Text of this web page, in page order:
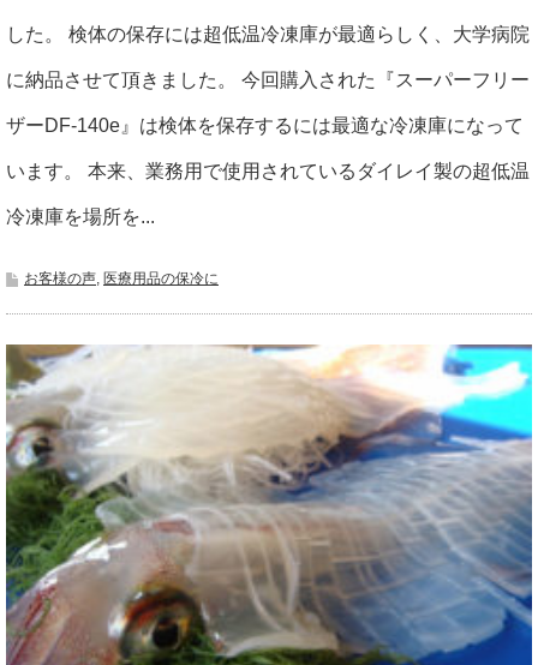
した。 検体の保存には超低温冷凍庫が最適らしく、大学病院
に納品させて頂きました。 今回購入された『スーパーフリー
ザーDF-140e』は検体を保存するには最適な冷凍庫になって
います。 本来、業務用で使用されているダイレイ製の超低温
冷凍庫を場所を...
お客様の声 医療用品の保冷に